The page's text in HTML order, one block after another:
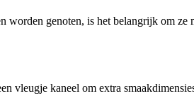
genoten, is het belangrijk om ze
vleugje kaneel om extra